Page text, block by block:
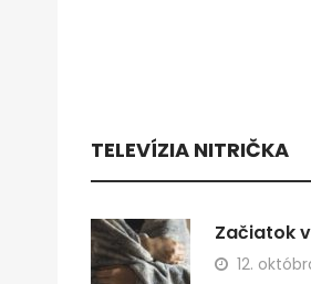
TELEVÍZIA NITRIČKA
Začiatok
12.